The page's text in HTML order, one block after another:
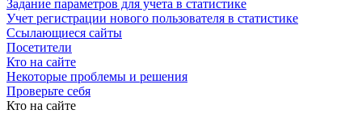
Задание параметров для учета в статистике
Учет регистрации нового пользователя в статистике
Ссылающиеся сайты
Посетители
Кто на сайте
Некоторые проблемы и решения
Проверьте себя
Кто на сайте